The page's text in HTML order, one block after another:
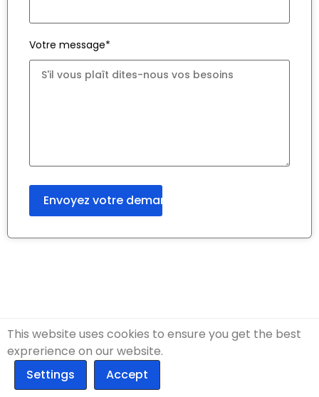
This website uses cookies to ensure you get the best
exprerience on our website.